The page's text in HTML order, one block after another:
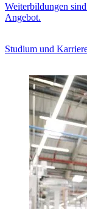
Weiterbildungen
Angebot.
Studium und